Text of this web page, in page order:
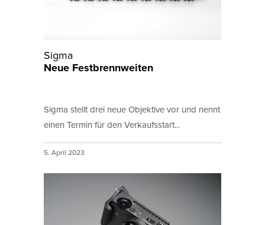
Sigma
Neue Festbrennweiten
Sigma stellt drei neue Objektive vor und nennt
einen Termin für den Verkaufsstart...
5. April 2023